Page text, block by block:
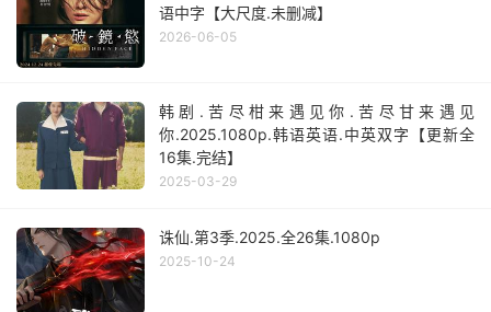
语中字【大尺度.未删减】
2026-06-05
韩剧.苦尽柑来遇见你.苦尽甘来遇见
你.2025.1080p.韩语英语.中英双字【更新全
16集.完结】
2025-03-29
诛仙.第3季.2025.全26集.1080p
2025-10-24